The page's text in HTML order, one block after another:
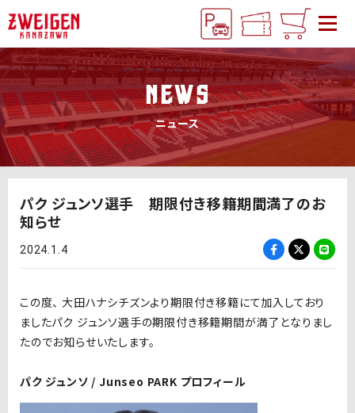
NEWS
ニュース
パク ジュンソ選手 期限付き移籍期間満了のお
知らせ
2024.1.4
この度、 大田ハナシチズンより期限付き移籍にて加入しており
ましたパク ジュンソ選手の期限付き移籍期間が満了となりまし
たのでお知らせいたします。
パク ジュンソ / Junseo PARK プロフィール